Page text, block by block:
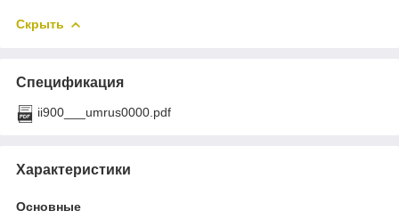
Скрыть
Спецификация
ii900___umrus0000.pdf
Характеристики
Основные